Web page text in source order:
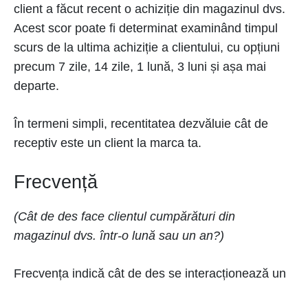
client a făcut recent o achiziție din magazinul dvs.
Acest scor poate fi determinat examinând timpul
scurs de la ultima achiziție a clientului, cu opțiuni
precum 7 zile, 14 zile, 1 lună, 3 luni și așa mai
departe.
În termeni simpli, recentitatea dezvăluie cât de
receptiv este un client la marca ta.
Frecvență
(Cât de des face clientul cumpărături din
magazinul dvs. într-o lună sau un an?)
Frecvența indică cât de des se interacționează un